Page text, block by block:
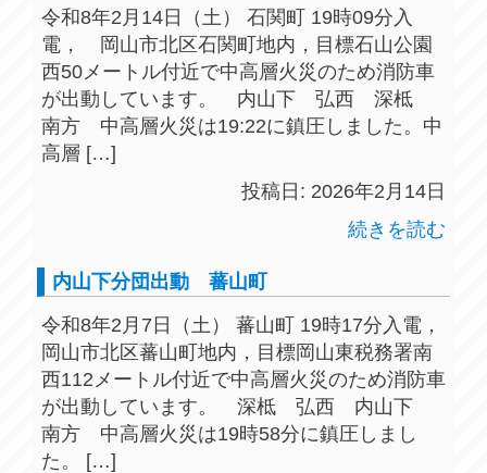
令和8年2月14日（土） 石関町 19時09分入
電， 岡山市北区石関町地内，目標石山公園
西50メートル付近で中高層火災のため消防車
が出動しています。 内山下 弘西 深柢
南方 中高層火災は19:22に鎮圧しました。中
高層 […]
投稿日: 2026年2月14日
続きを読む
内山下分団出動 蕃山町
令和8年2月7日（土） 蕃山町 19時17分入電，
岡山市北区蕃山町地内，目標岡山東税務署南
西112メートル付近で中高層火災のため消防車
が出動しています。 深柢 弘西 内山下
南方 中高層火災は19時58分に鎮圧しまし
た。 […]